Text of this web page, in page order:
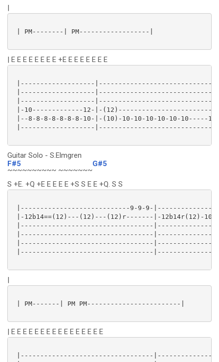
|
| PM--------| PM------------------|
| E E E E E E E E +E E E E E E E E
|-------------------
|-------------------
|-------------------
|-10-------------12-|-
|--8-8-8-8-8-8-8-10-|-(10)-10-10-10-10-10-10-----
|-------------------
Guitar Solo - S.Elmgren
F#5
~~~~~~~~~~ ~~~~~~~
G#5
S +E. +Q +E E E E E +S S E E +Q. S S
|----------------------------9-9-9-
|-12b14==(12)---(12)---(12)r-------|-12b14r(12)-
|----------------------------------
|----------------------------------
|----------------------------------
|----------------------------------
|
| PM-------| PM PM------------------------|
| E E E E E E E E E E E E E E E E
|----------------------------------